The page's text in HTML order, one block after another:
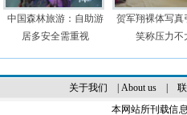
中国森林旅游：自助游
居多安全需重视
贺军翔裸体写真
笑称压力不
关于我们 About us|
本网站所刊载信